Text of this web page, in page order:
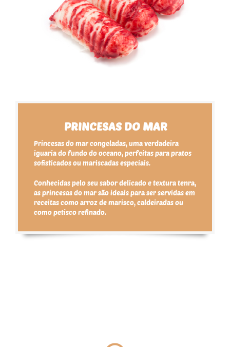
PRINCESAS DO MAR
Princesas do mar congeladas, uma verdadeira
iguaria do fundo do oceano, perfeitas para pratos
sofisticados ou mariscadas especiais.
Conhecidas pelo seu sabor delicado e textura tenra,
as princesas do mar são ideais para ser servidas em
receitas como arroz de marisco, caldeiradas ou
como petisco refinado.